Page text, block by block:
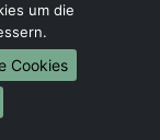
am Main
um die
Cookies